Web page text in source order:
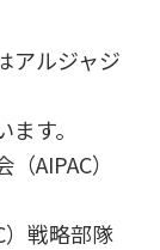
アルジャジ
す。
AIPAC）
）戦略部隊